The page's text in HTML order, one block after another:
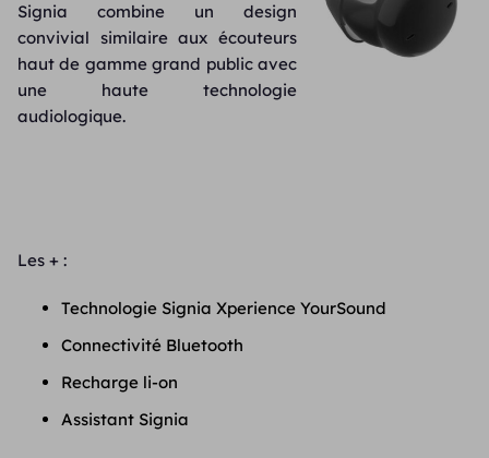
Signia combine un design
convivial similaire aux écouteurs
haut de gamme grand public avec
une haute technologie
audiologique.
Les + :
Technologie Signia Xperience YourSound
Connectivité Bluetooth
Recharge li-on
Assistant Signia